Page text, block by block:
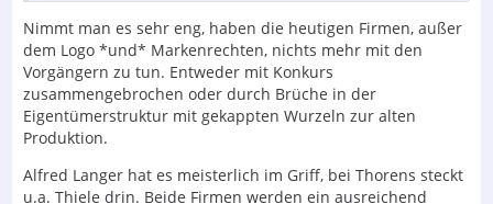
Nimmt man es sehr eng, haben die heutigen Firmen, außer
dem Logo *und* Markenrechten, nichts mehr mit den
Vorgängern zu tun. Entweder mit Konkurs
zusammengebrochen oder durch Brüche in der
Eigentümerstruktur mit gekappten Wurzeln zur alten
Produktion.
Alfred Langer hat es meisterlich im Griff, bei Thorens steckt
u.a. Thiele drin. Beide Firmen werden ein ausreichend